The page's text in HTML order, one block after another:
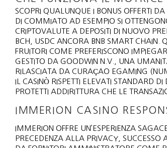
SCOPRI QUALUNQUE I BONUS OFFERTI
DI COMMIATO AD ESEMPIO SI
CRIPTOVALUTE A DEPOSITI DI NUOVO
BCH, USDC ANCORA BNB SMART CHAIN.
FRUITORI COME PREFERISCONO
GESTITO DA GOODWIN N.V., UNA
RILASCIATA DA CURAÇAO EGAMING
IL CASINÒ RISPETTI ELEVATI STANDARD
PROTETTI ADDIRITTURA CHE LE
IMMERION CASINO
IMMERION OFFRE UN’ESPERIENZA
PRECEDENZA ALLA PRIVACY,